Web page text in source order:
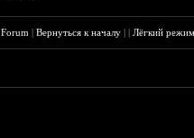
|Вернуться к началу ||Лёгкий